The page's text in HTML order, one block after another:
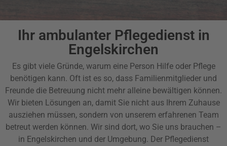
Ihr ambulanter Pflegedienst in
Engelskirchen
Es gibt viele Gründe, warum eine Person Hilfe oder Pflege
benötigen kann. Oft ist es so, dass Familienmitglieder und
Freunde die Betreuung nicht mehr alleine bewältigen können.
Wir bieten Lösungen an, damit Sie nicht aus Ihrem Zuhause
ausziehen müssen, sondern von unserem erfahrenen Team
betreut werden können. Wir sind dort, wo Sie uns brauchen –
in Engelskirchen und der Umgebung. Der Pflegedienst